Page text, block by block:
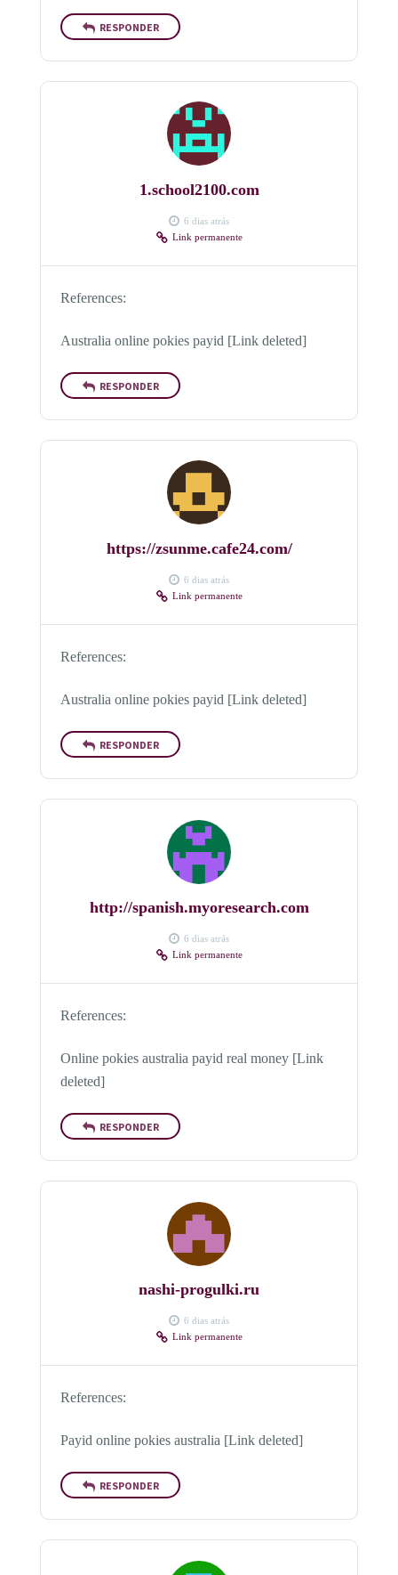
RESPONDER
1.school2100.com
6 dias atrás
Link permanente
References:
Australia online pokies payid [Link deleted]
RESPONDER
https://zsunme.cafe24.com/
6 dias atrás
Link permanente
References:
Australia online pokies payid [Link deleted]
RESPONDER
http://spanish.myoresearch.com
6 dias atrás
Link permanente
References:
Online pokies australia payid real money [Link
deleted]
RESPONDER
nashi-progulki.ru
6 dias atrás
Link permanente
References:
Payid online pokies australia [Link deleted]
RESPONDER